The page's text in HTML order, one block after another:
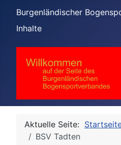
Burgenländischer
Inhalte
Aktuelle Seite:
BSV Tadten